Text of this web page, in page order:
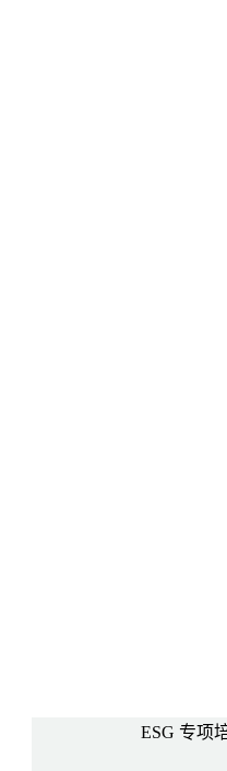
ESG 专项